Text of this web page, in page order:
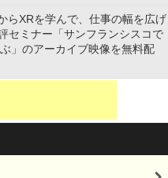
らXRを学んで、仕事の幅を広げ
セミナー「サンフランシスコで
」のアーカイブ映像を無料配